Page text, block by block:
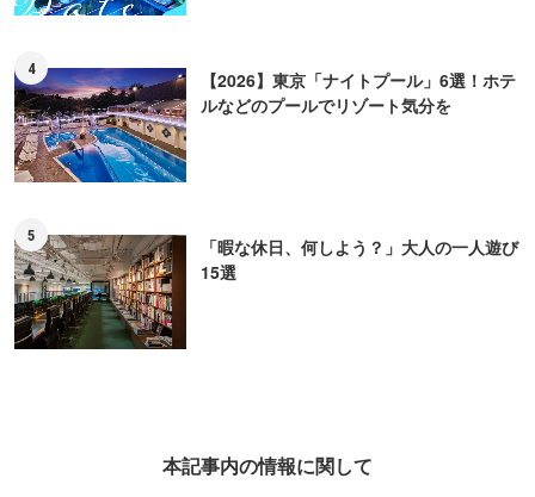
4
【2026】東京「ナイトプール」6選！ホテ
ルなどのプールでリゾート気分を
5
「暇な休日、何しよう？」大人の一人遊び
15選
本記事内の情報に関して